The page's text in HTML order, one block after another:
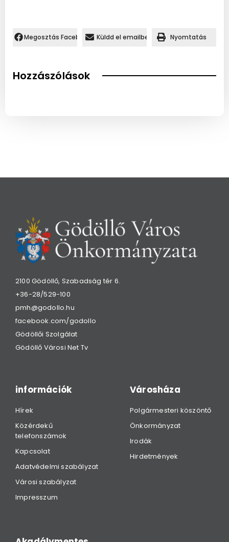
Megosztás Facebookon.Küldd el emailben Nyomtatás
Hozzászólások
2100 Gödöllő, Szabadság tér 6.
+36-28/529-100
pmh@godollo.hu
facebook.com/godollo
Gödöllői Szolgálat
Gödöllő Városi Net Tv
információk
Hírek
Közérdekű
telefonszámok
Kapcsolat
Adatvédelmi szabályzat
Városi szabályzat
Impresszum
Városháza
Polgármesteri köszöntő
Önkormányzat
Irodák
Hirdetmények